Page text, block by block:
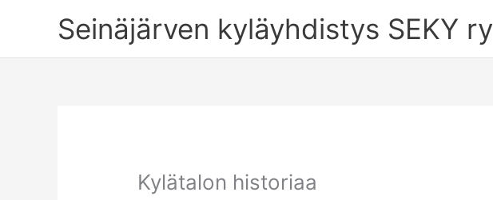
Seinäjärven kyläyhdistys SEKY ry
Kylätalon historiaa